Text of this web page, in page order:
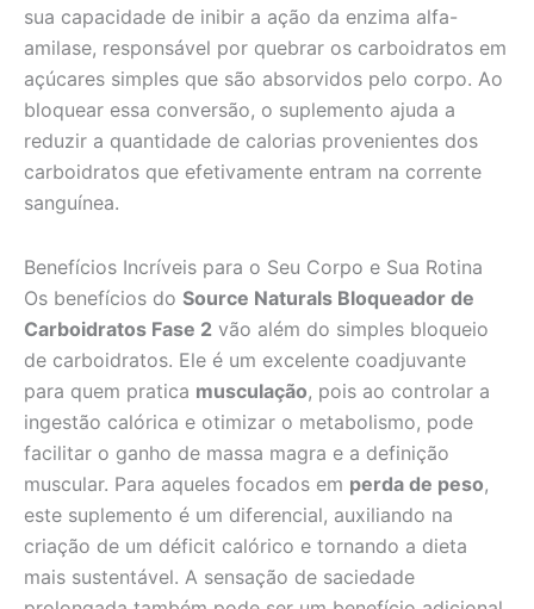
sua capacidade de inibir a ação da enzima alfa-
amilase, responsável por quebrar os carboidratos em
açúcares simples que são absorvidos pelo corpo. Ao
bloquear essa conversão, o suplemento ajuda a
reduzir a quantidade de calorias provenientes dos
carboidratos que efetivamente entram na corrente
sanguínea.
Benefícios Incríveis para o Seu Corpo e Sua Rotina
Os benefícios do Source Naturals Bloqueador de
Carboidratos Fase 2 vão além do simples bloqueio
de carboidratos. Ele é um excelente coadjuvante
para quem pratica musculação, pois ao controlar a
ingestão calórica e otimizar o metabolismo, pode
facilitar o ganho de massa magra e a definição
muscular. Para aqueles focados em perda de peso,
este suplemento é um diferencial, auxiliando na
criação de um déficit calórico e tornando a dieta
mais sustentável. A sensação de saciedade